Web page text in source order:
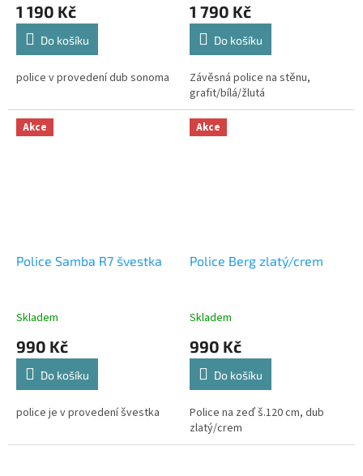
1 190 Kč
Do košíku
police v provedení dub sonoma
1 790 Kč
Do košíku
Závěsná police na stěnu,
grafit/bílá/žlutá
Akce
Police Samba R7 švestka
Skladem
990 Kč
Do košíku
police je v provedení švestka
Akce
Police Berg zlatý/crem
Skladem
990 Kč
Do košíku
Police na zeď š.120 cm, dub
zlatý/crem